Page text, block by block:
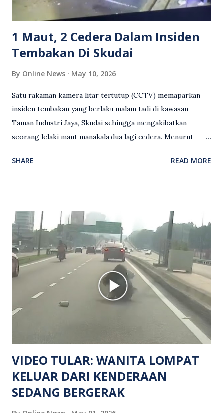
mengambil tindakan tegas, manakala ada yang bersimpati
terhadap wanita dipercayai menjadi mangs...
1 Maut, 2 Cedera Dalam Insiden
Tembakan Di Skudai
By Online News May 10, 2026
Satu rakaman kamera litar tertutup (CCTV) memaparkan
insiden tembakan yang berlaku malam tadi di kawasan
Taman Industri Jaya, Skudai sehingga mengakibatkan
seorang lelaki maut manakala dua lagi cedera. Menurut
kejadian berlaku sekitar jam 11 malam dan pihak polis
hiburan di kawasan berkenaan. Seorang mangsa disahkan
meninggal dunia di lokasi kejadian akibat terkena tembakan,
manakala seorang lagi mangsa mengalami kecederaan.
Turut dipercayai terdapat seorang lagi individu cedera
namun identitinya masih belum dikenal pasti selepas dibawa
keluar dari lokasi oleh kenalannya. Polis kini sedang giat
mengesan dua suspek yang masih bebas bagi membantu
siasatan lanjut. Kes disiasat mengikut Seksyen 302 Kanun
Keseksaan kerana membunuh. Orang ramai yang mempunyai
maklumat diminta t...
SHARE READ MORE
VIDEO TULAR: WANITA LOMPAT
KELUAR DARI KENDERAAN
SEDANG BERGERAK